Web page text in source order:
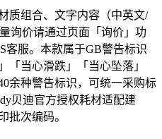
质组合、文字内容（中英文/
询价请通过页面「询价」功
客服。本款属于GB警告标识
「当心滑跌」「当心坠落」
余种警告标识，可统一采购标
贝迪官方授权耗材适配建
批次编码。